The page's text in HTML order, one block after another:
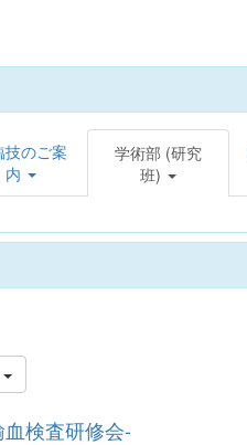
技のご案
内
学術部 (研究
班)
検査研修会-